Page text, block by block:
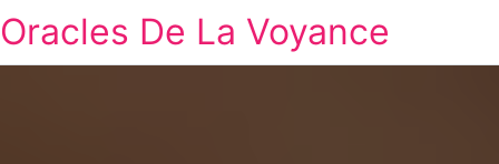
Oracles De La Voyance